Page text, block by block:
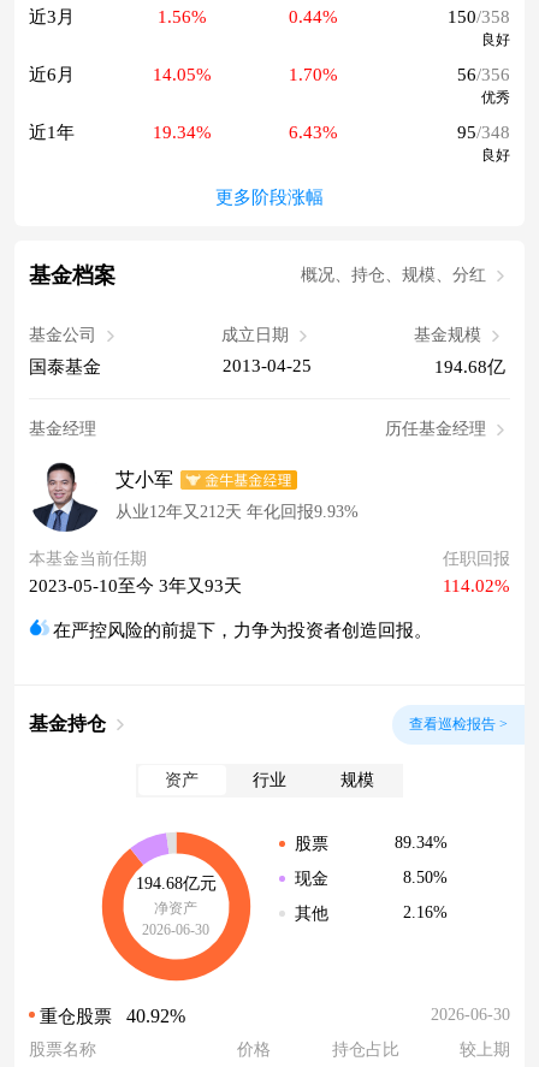
近3月 1.56% 0.44% 150/358
良好
近6月 14.05% 1.70% 56/356
优秀
近1年 19.34% 6.43% 95/348
良好
更多阶段涨幅
基金档案 概况、持仓、规模、分红
基金公司
国泰基金
成立日期
2013-04-25
基金规模
194.68亿
基金经理 历任基金经理
艾小军
从业12年又212天 年化回报9.93%
本基金当前任期
2023-05-10至今 3年又93天
任职回报
114.02%
在严控风险的前提下，力争为投资者创造回报。
基金持仓 查看巡检报告 >
资产 行业 规模
194.68亿元
净资产
2026-06-30
股票
89.34%
现金
8.50%
其他
2.16%
重仓股票 40.92%
2026-06-30
股票名称
价格 持仓占比 较上期